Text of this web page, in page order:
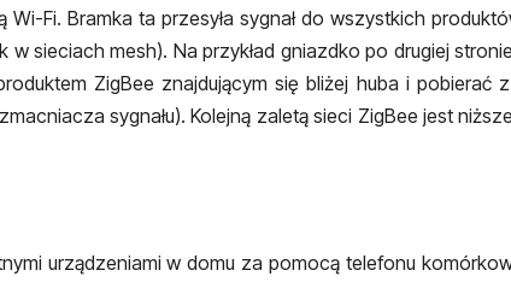
Fi. Bramka ta przesyła sygnał do wszystkich
sieciach mesh). Na przykład gniazdko po drugiej
ZigBee znajdującym się bliżej huba i pobierać
sygnału). Kolejną zaletą sieci ZigBee jest
urządzeniami w domu za pomocą telefonu